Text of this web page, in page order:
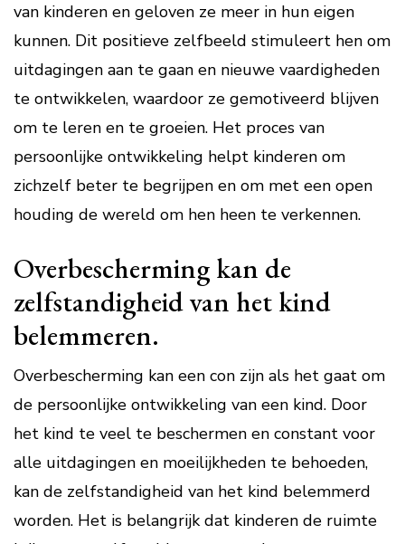
van kinderen en geloven ze meer in hun eigen
kunnen. Dit positieve zelfbeeld stimuleert hen om
uitdagingen aan te gaan en nieuwe vaardigheden
te ontwikkelen, waardoor ze gemotiveerd blijven
om te leren en te groeien. Het proces van
persoonlijke ontwikkeling helpt kinderen om
zichzelf beter te begrijpen en om met een open
houding de wereld om hen heen te verkennen.
Overbescherming kan de
zelfstandigheid van het kind
belemmeren.
Overbescherming kan een con zijn als het gaat om
de persoonlijke ontwikkeling van een kind. Door
het kind te veel te beschermen en constant voor
alle uitdagingen en moeilijkheden te behoeden,
kan de zelfstandigheid van het kind belemmerd
worden. Het is belangrijk dat kinderen de ruimte